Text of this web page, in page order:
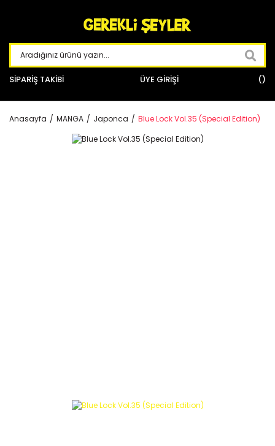
SİPARİŞ TAKİBİ ÜYE GİRİŞİ
Anasayfa MANGA Japonca Blue Lock Vol.35 (Special Edition)